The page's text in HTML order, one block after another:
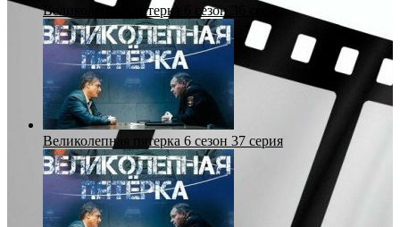
Великолепная пятерка 6 сезон 36 серия
Великолепная пятерка 6 сезон 37 серия